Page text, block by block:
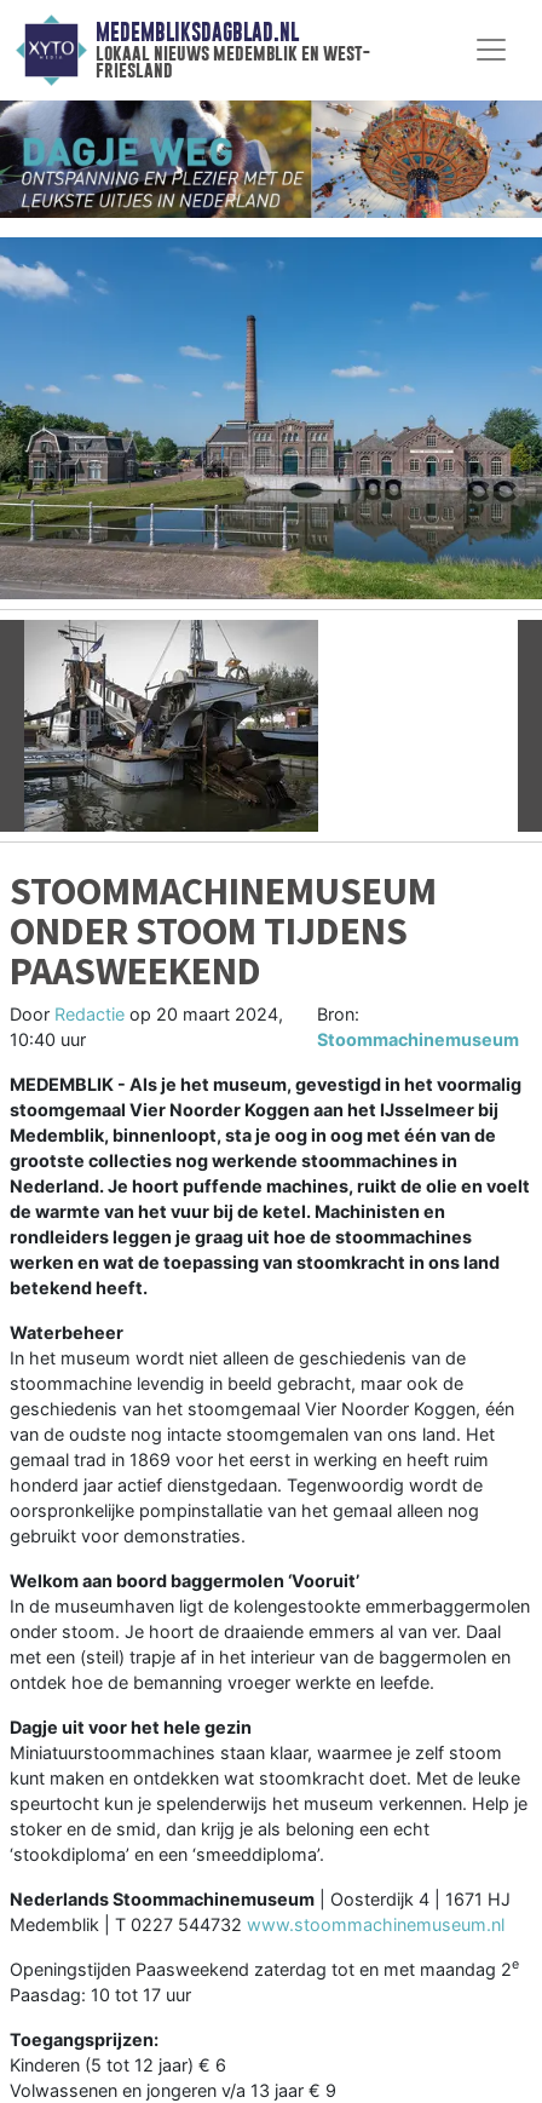
MEDEMBLIKSDAGBLAD.NL
lokaal nieuws medemblik en west-
friesland
Vorige
STOOMMACHINEMUSEUM
ONDER STOOM TIJDENS
PAASWEEKEND
Door Redactie op 20 maart 2024,
10:40 uur
Bron:
Stoommachinemuseum
MEDEMBLIK - Als je het museum, gevestigd in het voormalig
stoomgemaal Vier Noorder Koggen aan het IJsselmeer bij
Medemblik, binnenloopt, sta je oog in oog met één van de
grootste collecties nog werkende stoommachines in
Nederland. Je hoort puffende machines, ruikt de olie en voelt
de warmte van het vuur bij de ketel. Machinisten en
rondleiders leggen je graag uit hoe de stoommachines
werken en wat de toepassing van stoomkracht in ons land
betekend heeft.
Waterbeheer
In het museum wordt niet alleen de geschiedenis van de
stoommachine levendig in beeld gebracht, maar ook de
geschiedenis van het stoomgemaal Vier Noorder Koggen, één
van de oudste nog intacte stoomgemalen van ons land. Het
gemaal trad in 1869 voor het eerst in werking en heeft ruim
honderd jaar actief dienstgedaan. Tegenwoordig wordt de
oorspronkelijke pompinstallatie van het gemaal alleen nog
gebruikt voor demonstraties.
Welkom aan boord baggermolen ‘Vooruit’
In de museumhaven ligt de kolengestookte emmerbaggermolen
onder stoom. Je hoort de draaiende emmers al van ver. Daal
met een (steil) trapje af in het interieur van de baggermolen en
ontdek hoe de bemanning vroeger werkte en leefde.
Dagje uit voor het hele gezin
Miniatuurstoommachines staan klaar, waarmee je zelf stoom
kunt maken en ontdekken wat stoomkracht doet. Met de leuke
speurtocht kun je spelenderwijs het museum verkennen. Help je
stoker en de smid, dan krijg je als beloning een echt
‘stookdiploma’ en een ‘smeeddiploma’.
Nederlands Stoommachinemuseum | Oosterdijk 4 | 1671 HJ
Medemblik | T 0227 544732 www.stoommachinemuseum.nl
Openingstijden Paasweekend zaterdag tot en met maandag 2e
Paasdag: 10 tot 17 uur
Toegangsprijzen:
Kinderen (5 tot 12 jaar) € 6
Volwassenen en jongeren v/a 13 jaar € 9